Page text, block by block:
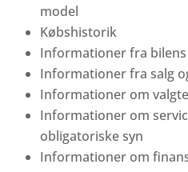
model
Købshistorik
Informationer fra
Informationer fra salg
Informationer om
Informationer om
obligatoriske syn
Informationer om